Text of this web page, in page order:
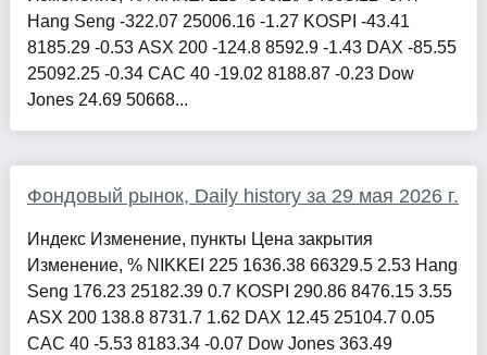
Hang Seng -322.07 25006.16 -1.27 KOSPI -43.41
8185.29 -0.53 ASX 200 -124.8 8592.9 -1.43 DAX -85.55
25092.25 -0.34 CAC 40 -19.02 8188.87 -0.23 Dow
Jones 24.69 50668...
Фондовый рынок, Daily history за 29 мая 2026 г.
Индекс Изменение, пункты Цена закрытия
Изменение, % NIKKEI 225 1636.38 66329.5 2.53 Hang
Seng 176.23 25182.39 0.7 KOSPI 290.86 8476.15 3.55
ASX 200 138.8 8731.7 1.62 DAX 12.45 25104.7 0.05
CAC 40 -5.53 8183.34 -0.07 Dow Jones 363.49